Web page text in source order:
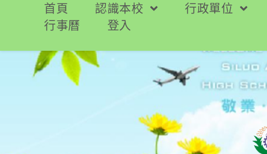
要
首頁 認識本校 行政單位
行事曆
登入